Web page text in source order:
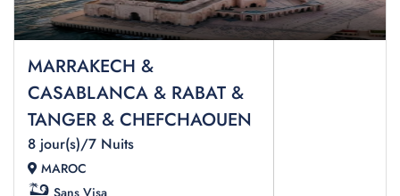
MARRAKECH &
CASABLANCA & RABAT &
TANGER & CHEFCHAOUEN
8 jour(s)/7 Nuits
MAROC